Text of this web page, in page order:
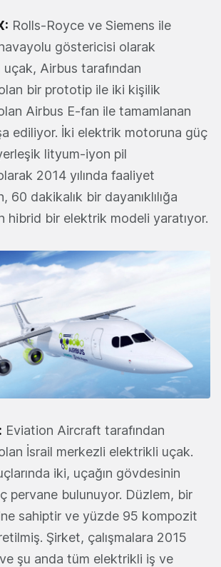
Rolls-Royce ve Siemens ile
göstericisi olarak
Airbus tarafından
bir prototip ile iki kişilik
Airbus E-fan ile tamamlanan
ediliyor. İki elektrik motoruna güç
lityum-iyon pil
2014 yılında faaliyet
60 dakikalık bir dayanıklılığa
hibrid bir elektrik modeli yaratıyor.
Eviation Aircraft tarafından
İsrail merkezli elektrikli uçak.
iki, uçağın gövdesinin
pervane bulunuyor. Düzlem, bir
sahiptir ve yüzde 95 kompozit
Şirket, çalışmalara 2015
ve şu anda tüm elektrikli iş ve